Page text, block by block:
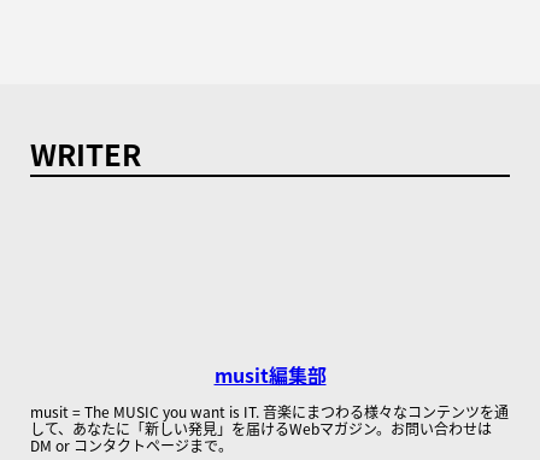
WRITER
musit編集部
musit = The MUSIC you want is IT. 音楽にまつわる様々なコンテンツを通
して、あなたに「新しい発見」を届けるWebマガジン。お問い合わせは
DM or コンタクトページまで。